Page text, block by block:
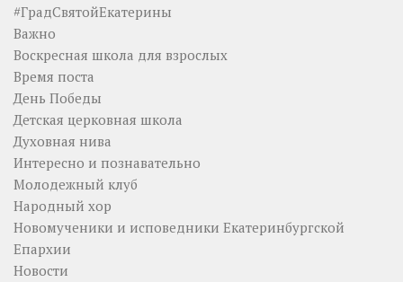
#ГрадСвятойЕкатерины
Важно
Воскресная школа для взрослых
Время поста
День Победы
Детская церковная школа
Духовная нива
Интересно и познавательно
Молодежный клуб
Народный хор
Новомученики и исповедники Екатеринбургской
Епархии
Новости